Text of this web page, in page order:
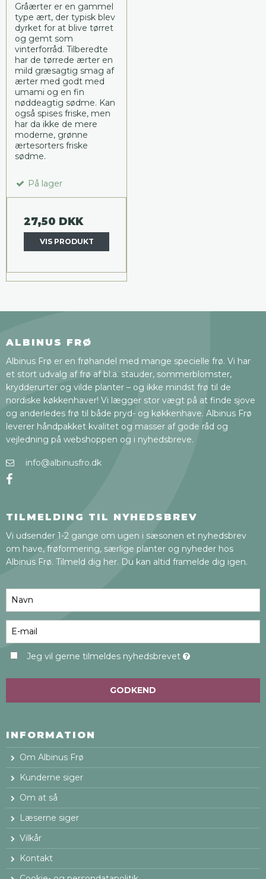
Gråærter er en gammel
type ært, der typisk blev
dyrket for at blive tørret
og gemt som
vinterforråd. Tilberedte
har de tørrede ærter en
mild græsagtig smag af
ærter med godt med
umami og en fin
nøddeagtig sødme. Kan
også spises friske, men
har da ikke de mere
moderne, grønne
ærtesorters friske
sødme.
På lager
27,50 DKK
VIS PRODUKT
ALBINUS FRØ
Albinus Frø er en frøhandel med mange specielle frø. Vi har
et stort udvalg af frø af bl.a. stauder, sommerblomster,
krydderurter og vilde planter – og ikke mindst frø til de
nordiske køkkenhaver! Vi lægger stor vægt på at finde sjove
og anderledes frø til både pryd- og køkkenhave. Albinus Frø
leverer håndpakket kvalitet og masser af gode råd og
vejledning på webshoppen og i nyhedsbreve.
info@albinusfro.dk
TILMELDING TIL NYHEDSBREV
Vi udsender 1-2 gange om ugen i sæsonen et nyhedsbrev
om have, frøformering, særlige planter og nyheder hos
Albinus Frø. Tilmeld dig her. Du kan altid framelde dig igen.
Jeg vil gerne tilmeldes nyhedsbrevet
GODKEND
INFORMATION
Om Albinus Frø
Kunderne siger
Om at så
Læserne siger
Vilkår
Kontakt